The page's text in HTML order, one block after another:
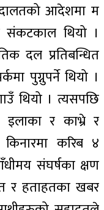
आदेशमा म
संकटकाल थियो ।
दल प्रतिबन्धित
पुग्नुपर्ने थियो ।
थियो । त्यसपछि
र काभ्रे र
किनारमा करिब ४
संघर्षका क्षण
र हताहतका खबर